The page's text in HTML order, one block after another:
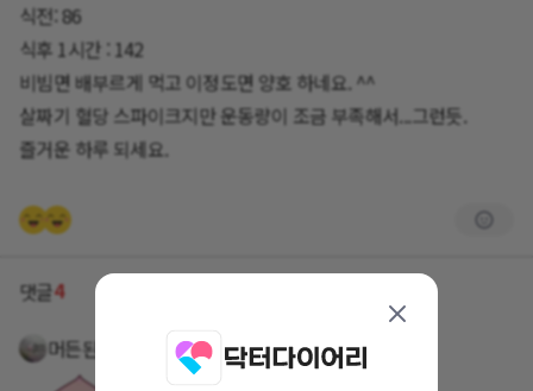
식전: 86
식후 1시간 : 142
비빔면 배부르게 먹고 이정도면 양호 하네요. ^^
살짜기 혈당 스파이크지만 운동량이 조금 부족해서...그런듯.
즐거운 하루 되세요.
댓글4
머든된다셋맘 약 3년 전